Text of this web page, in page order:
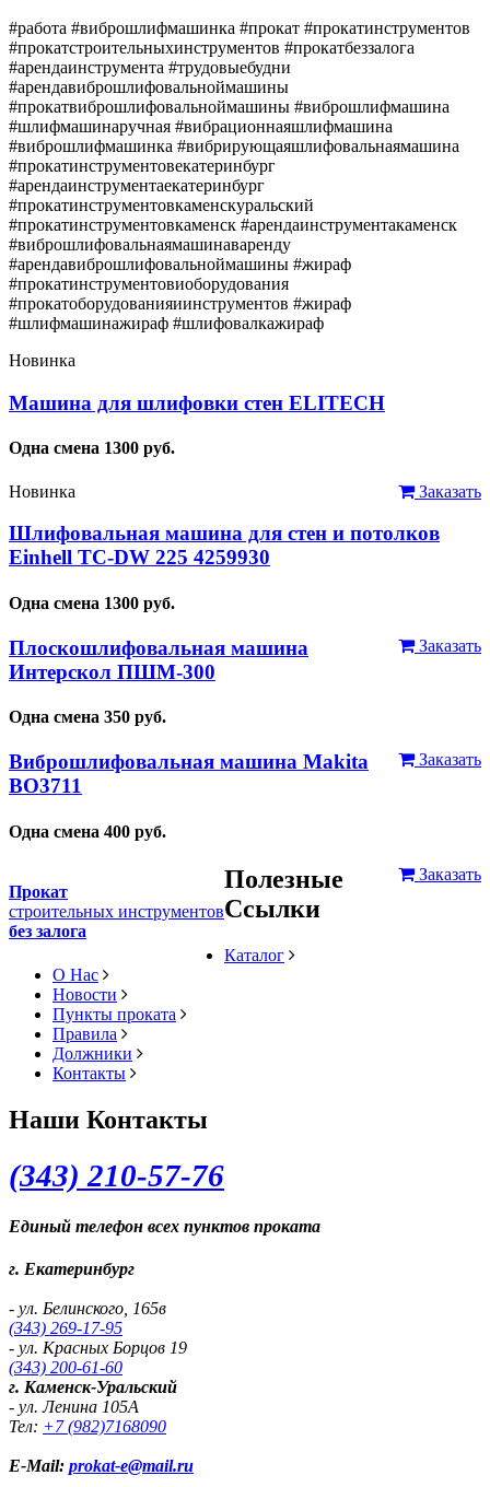
#работа #виброшлифмашинка #прокат #прокатинструментов
#прокатстроительныхинструментов #прокатбеззалога
#арендаинструмента #трудовыебудни
#арендавиброшлифовальноймашины
#прокатвиброшлифовальноймашины #виброшлифмашина
#шлифмашинаручная #вибрационнаяшлифмашина
#виброшлифмашинка #вибрирующаяшлифовальнаямашина
#прокатинструментовекатеринбург
#арендаинструментаекатеринбург
#прокатинструментовкаменскуральский
#прокатинструментовкаменск #арендаинструментакаменск
#виброшлифовальнаямашинаваренду
#арендавиброшлифовальноймашины #жираф
#прокатинструментовиоборудования
#прокатоборудованияиинструментов #жираф
#шлифмашинажираф #шлифовалкажираф
Новинка
Машина для шлифовки стен ELITECH
Одна смена 1300 руб.
Заказать
Новинка
Шлифовальная машина для стен и потолков
Einhell TC-DW 225 4259930
Одна смена 1300 руб.
Заказать
Плоскошлифовальная машина
Интерскол ПШМ-300
Одна смена 350 руб.
Заказать
Виброшлифовальная машина Makita
BO3711
Одна смена 400 руб.
Заказать
Прокат
строительных инструментов
без залога
Полезные
Ссылки
Каталог
О Нас
Новости
Пункты проката
Правила
Должники
Контакты
Наши Контакты
(343) 210-57-76
Единый телефон всех пунктов проката
г. Екатеринбург
- ул. Белинского, 165в
(343) 269-17-95
- ул. Красных Борцов 19
(343) 200-61-60
г. Каменск-Уральский
- ул. Ленина 105А
Тел: +7 (982)7168090
E-Mail: prokat-e@mail.ru